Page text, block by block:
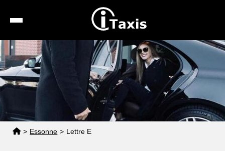
Recherche
Calcul de tarif
Taxis conventionnés
Espace pro
> Essonne > Lettre E